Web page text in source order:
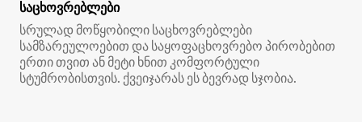
საცხოვრებლები
სრულად მოწყობილი საცხოვრებლები
სამზარეულოებით და საყოფაცხოვრებო პირობებით
ერთი თვით ან მეტი ხნით კომფორტული
სტუმრობისთვის. ქვეიჯარას ეს ბევრად სჯობია.